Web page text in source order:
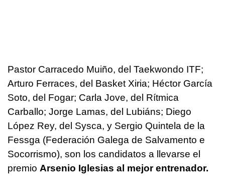
Pastor Carracedo Muiño, del Taekwondo ITF;
Arturo Ferraces, del Basket Xiria; Héctor García
Soto, del Fogar; Carla Jove, del Rítmica
Carballo; Jorge Lamas, del Lubiáns; Diego
López Rey, del Sysca, y Sergio Quintela de la
Fessga (Federación Galega de Salvamento e
Socorrismo), son los candidatos a llevarse el
premio Arsenio Iglesias al mejor entrenador.